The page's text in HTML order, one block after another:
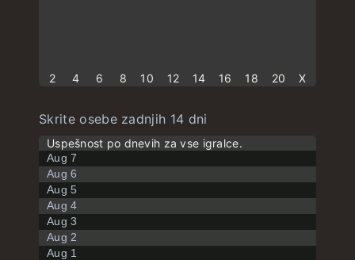
2 4 6 8 10 12 14 16 18 20 X
Skrite osebe zadnjih 14 dni
Uspešnost po dnevih za vse igralce.
Aug 7
Aug 6
Aug 5
Aug 4
Aug 3
Aug 2
Aug 1